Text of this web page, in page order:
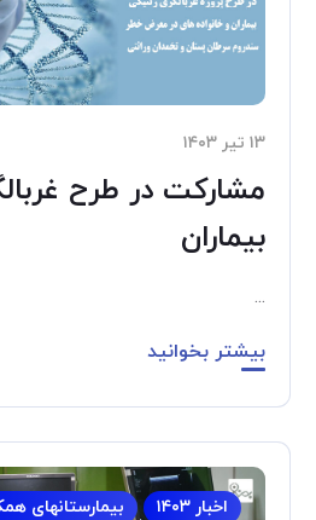
۱۳ تیر ۱۴۰۳
مشارکت در طرح
بیماران
...
بیشتر بخوانید
اخبار ۱۴۰۳ بیمارستانهای